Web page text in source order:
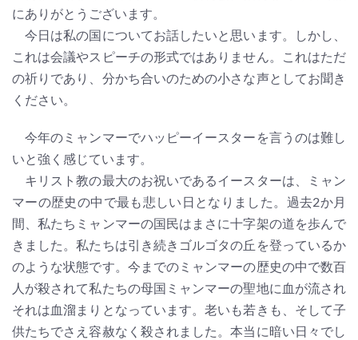
にありがとうございます。
今日は私の国についてお話したいと思います。しかし、
これは会議やスピーチの形式ではありません。これはただ
の祈りであり、分かち合いのための小さな声としてお聞き
ください。
今年のミャンマーでハッピーイースターを言うのは難し
いと強く感じています。
キリスト教の最大のお祝いであるイースターは、ミャン
マーの歴史の中で最も悲しい日となりました。過去2か月
間、私たちミャンマーの国民はまさに十字架の道を歩んで
きました。私たちは引き続きゴルゴタの丘を登っているか
のような状態です。今までのミャンマーの歴史の中で数百
人が殺されて私たちの母国ミャンマーの聖地に血が流され
それは血溜まりとなっています。老いも若きも、そして子
供たちでさえ容赦なく殺されました。本当に暗い日々でし